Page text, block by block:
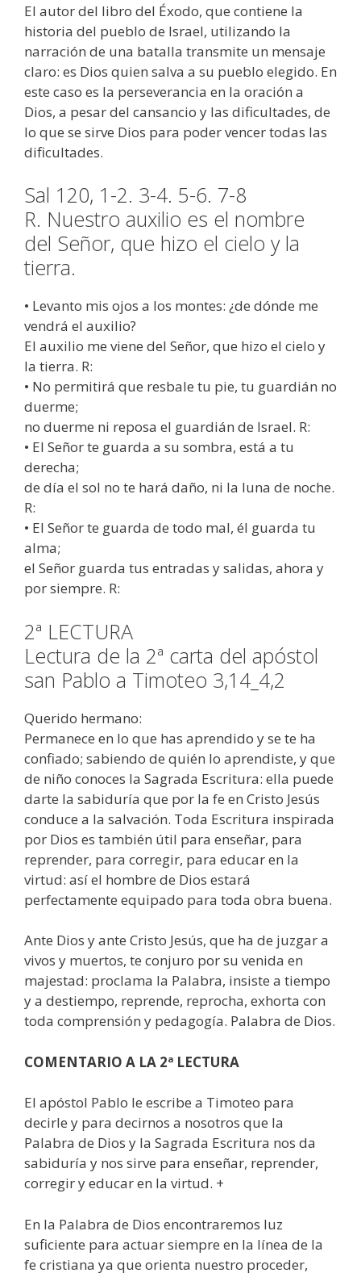
El autor del libro del Éxodo, que contiene la
historia del pueblo de Israel, utilizando la
narración de una batalla transmite un mensaje
claro: es Dios quien salva a su pueblo elegido. En
este caso es la perseverancia en la oración a
Dios, a pesar del cansancio y las dificultades, de
lo que se sirve Dios para poder vencer todas las
dificultades.
Sal 120, 1-2. 3-4. 5-6. 7-8
R. Nuestro auxilio es el nombre
del Señor, que hizo el cielo y la
tierra.
• Levanto mis ojos a los montes: ¿de dónde me
vendrá el auxilio?
El auxilio me viene del Señor, que hizo el cielo y
la tierra. R:
• No permitirá que resbale tu pie, tu guardián no
duerme;
no duerme ni reposa el guardián de Israel. R:
• El Señor te guarda a su sombra, está a tu
derecha;
de día el sol no te hará daño, ni la luna de noche.
R:
• El Señor te guarda de todo mal, él guarda tu
alma;
el Señor guarda tus entradas y salidas, ahora y
por siempre. R:
2ª LECTURA
Lectura de la 2ª carta del apóstol
san Pablo a Timoteo 3,14_4,2
Querido hermano:
Permanece en lo que has aprendido y se te ha
confiado; sabiendo de quién lo aprendiste, y que
de niño conoces la Sagrada Escritura: ella puede
darte la sabiduría que por la fe en Cristo Jesús
conduce a la salvación. Toda Escritura inspirada
por Dios es también útil para enseñar, para
reprender, para corregir, para educar en la
virtud: así el hombre de Dios estará
perfectamente equipado para toda obra buena.
Ante Dios y ante Cristo Jesús, que ha de juzgar a
vivos y muertos, te conjuro por su venida en
majestad: proclama la Palabra, insiste a tiempo
y a destiempo, reprende, reprocha, exhorta con
toda comprensión y pedagogía. Palabra de Dios.
COMENTARIO A LA 2ª LECTURA
El apóstol Pablo le escribe a Timoteo para
decirle y para decirnos a nosotros que la
Palabra de Dios y la Sagrada Escritura nos da
sabiduría y nos sirve para enseñar, reprender,
corregir y educar en la virtud. +
En la Palabra de Dios encontraremos luz
suficiente para actuar siempre en la línea de la
fe cristiana ya que orienta nuestro proceder,